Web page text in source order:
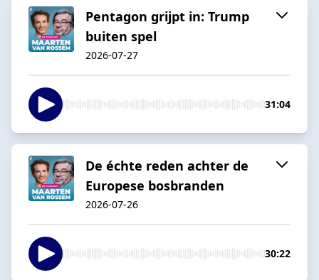
Pentagon grijpt in: Trump
buiten spel
2026-07-27
31:04
De échte reden achter de
Europese bosbranden
2026-07-26
30:22